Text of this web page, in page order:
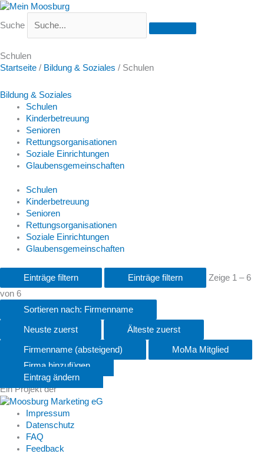
Suche
Schulen
Startseite / Bildung & Soziales / Schulen
Bildung & Soziales
Schulen
Kinderbetreuung
Senioren
Rettungsorganisationen
Soziale Einrichtungen
Glaubensgemeinschaften
Schulen
Kinderbetreuung
Senioren
Rettungsorganisationen
Soziale Einrichtungen
Glaubensgemeinschaften
Einträge filtern Einträge filtern
Zeige 1 – 6
von 6
Sortieren nach: Firmenname
Neuste zuerst Älteste zuerst
Firmenname (absteigend)
MoMa Mitglied
Firma hinzufügen
Eintrag ändern
Ein Projekt der
Impressum
Datenschutz
FAQ
Feedback